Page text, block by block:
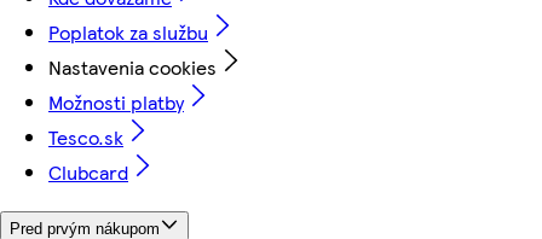
Poplatok za službu
Nastavenia cookies
Možnosti platby
Tesco.sk
Clubcard
Pred prvým nákupom